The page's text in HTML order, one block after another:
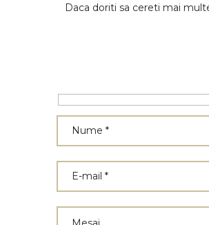
Daca doriti sa cereti mai